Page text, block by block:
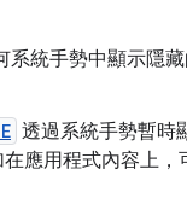
系統手勢中顯示隱
透過系統手勢暫時
應用程式內容上，